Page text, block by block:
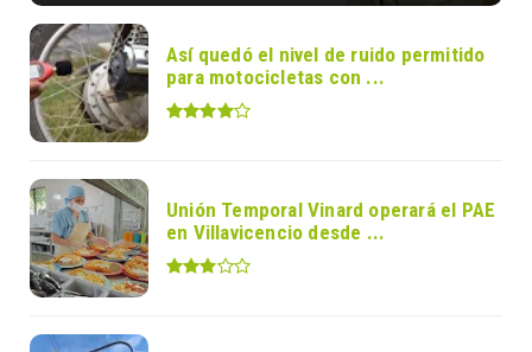
Así quedó el nivel de ruido permitido
para motocicletas con ...
Unión Temporal Vinard operará el PAE
en Villavicencio desde ...